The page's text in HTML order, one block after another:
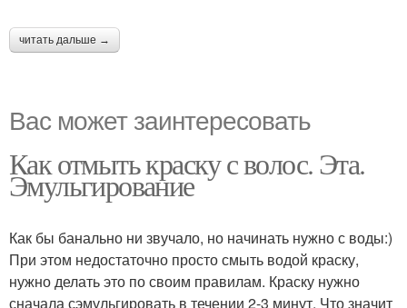
читать дальше →
Вас может заинтересовать
Как отмыть краску с волос. Эта.
Эмульгирование
Как бы банально ни звучало, но начинать нужно с воды:)
При этом недостаточно просто смыть водой краску,
нужно делать это по своим правилам. Краску нужно
сначала сэмульгировать в течении 2-3 минут. Что значит